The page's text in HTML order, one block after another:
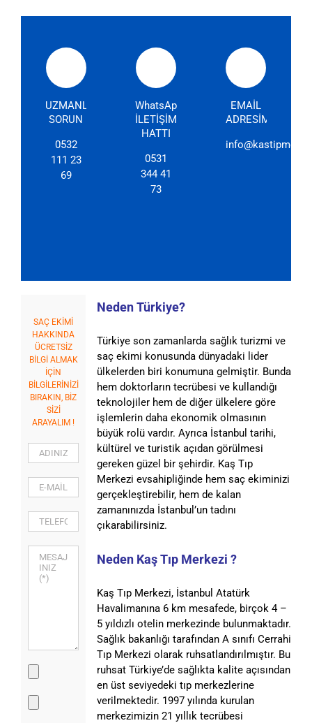
UZMANLARIMIZA
SORUN
0532
111 23
69
WhatsApp
İLETİŞİM
HATTI
0531
344 41
73
EMAİL
ADRESİMİZ
SAÇ EKİMİ
HAKKINDA
ÜCRETSİZ
BİLGİ ALMAK
İÇİN
BİLGİLERİNİZİ
BIRAKIN, BİZ
SİZİ
ARAYALIM !
Neden Türkiye?
Türkiye son zamanlarda sağlık turizmi ve
saç ekimi konusunda dünyadaki lider
ülkelerden biri konumuna gelmiştir. Bunda
hem doktorların tecrübesi ve kullandığı
teknolojiler hem de diğer ülkelere göre
işlemlerin daha ekonomik olmasının
büyük rolü vardır. Ayrıca İstanbul tarihi,
kültürel ve turistik açıdan görülmesi
gereken güzel bir şehirdir. Kaş Tıp
Merkezi evsahipliğinde hem saç ekiminizi
gerçekleştirebilir, hem de kalan
zamanınızda İstanbul’un tadını
çıkarabilirsiniz.
Neden Kaş Tıp Merkezi ?
Kaş Tıp Merkezi, İstanbul Atatürk
Havalimanına 6 km mesafede, birçok 4 –
5 yıldızlı otelin merkezinde bulunmaktadır.
Sağlık bakanlığı tarafından A sınıfı Cerrahi
Tıp Merkezi olarak ruhsatlandırılmıştır. Bu
ruhsat Türkiye’de sağlıkta kalite açısından
en üst seviyedeki tıp merkezlerine
verilmektedir. 1997 yılında kurulan
merkezimizin 21 yıllık tecrübesi